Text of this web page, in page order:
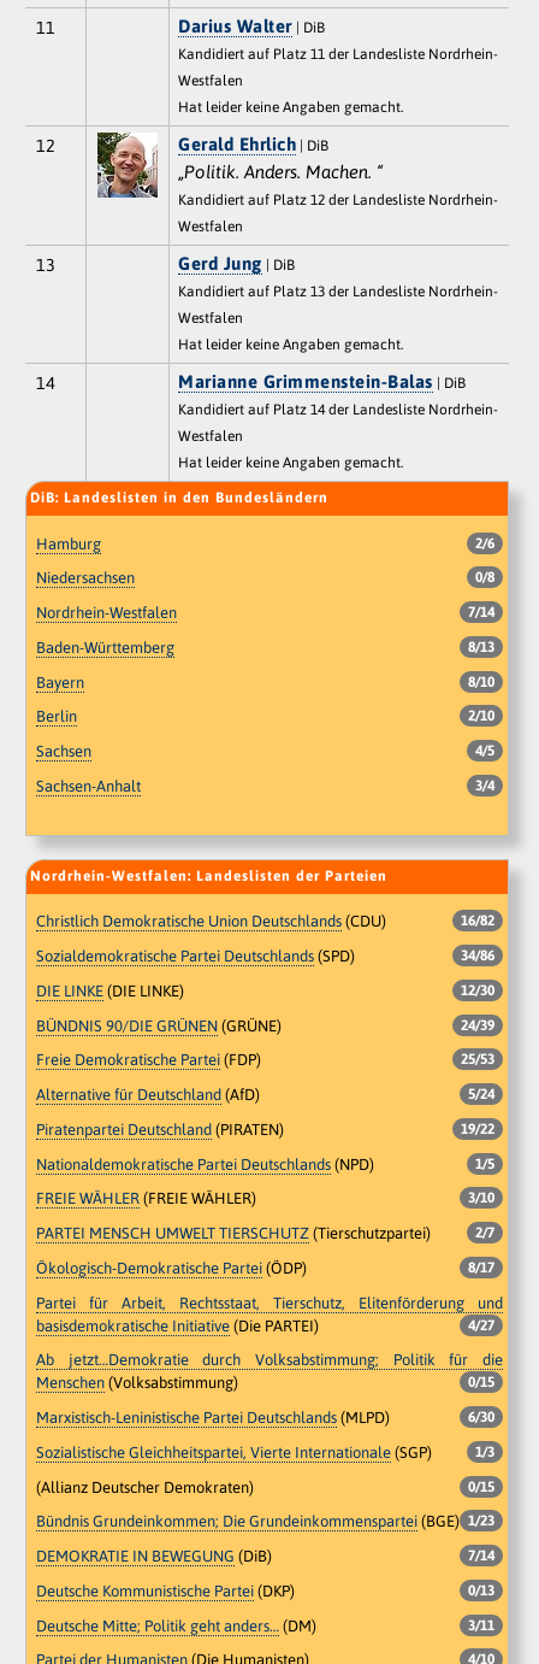
11 Darius Walter| DiB
Kandidiert auf Platz 11 der Landesliste Nordrhein-
Westfalen
Hat leider keine Angaben gemacht.
12 Gerald Ehrlich | DiB
„Politik. Anders. Machen. “
Kandidiert auf Platz 12 der Landesliste Nordrhein-
Westfalen
13 Gerd Jung | DiB
Kandidiert auf Platz 13 der Landesliste Nordrhein-
Westfalen
Hat leider keine Angaben gemacht.
14 Marianne Grimmenstein-Balas | DiB
Kandidiert auf Platz 14 der Landesliste Nordrhein-
Westfalen
Hat leider keine Angaben gemacht.
DiB: Landeslisten in den Bundesländern
Hamburg 2/6
Niedersachsen 0/8
Nordrhein-Westfalen 7/14
Baden-Württemberg 8/13
Bayern 8/10
Berlin 2/10
Sachsen 4/5
Sachsen-Anhalt 3/4
Nordrhein-Westfalen: Landeslisten der Parteien
Christlich Demokratische Union Deutschlands (CDU) 16/82
Sozialdemokratische Partei Deutschlands (SPD) 34/86
DIE LINKE (DIE LINKE) 12/30
BÜNDNIS 90/DIE GRÜNEN (GRÜNE) 24/39
Freie Demokratische Partei (FDP) 25/53
Alternative für Deutschland (AfD) 5/24
Piratenpartei Deutschland (PIRATEN) 19/22
Nationaldemokratische Partei Deutschlands (NPD) 1/5
FREIE WÄHLER (FREIE WÄHLER) 3/10
PARTEI MENSCH UMWELT TIERSCHUTZ (Tierschutzpartei) 2/7
Ökologisch-Demokratische Partei (ÖDP) 8/17
Partei für Arbeit, Rechtsstaat, Tierschutz, Elitenförderung und
basisdemokratische Initiative (Die PARTEI) 4/27
Ab jetzt…Demokratie durch Volksabstimmung; Politik für die
Menschen (Volksabstimmung) 0/15
Marxistisch-Leninistische Partei Deutschlands (MLPD) 6/30
Sozialistische Gleichheitspartei, Vierte Internationale (SGP) 1/3
(Allianz Deutscher Demokraten) 0/15
Bündnis Grundeinkommen; Die Grundeinkommenspartei (BGE) 1/23
DEMOKRATIE IN BEWEGUNG (DiB) 7/14
Deutsche Kommunistische Partei (DKP) 0/13
Deutsche Mitte; Politik geht anders… (DM) 3/11
Partei der Humanisten (Die Humanisten) 4/10